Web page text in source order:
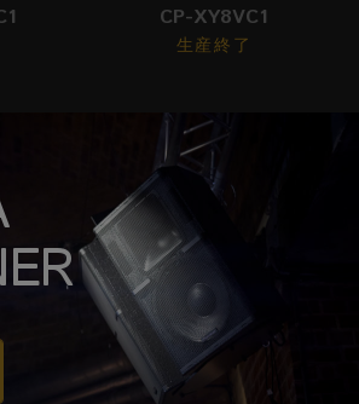
CP-XY8VC1
生産終了